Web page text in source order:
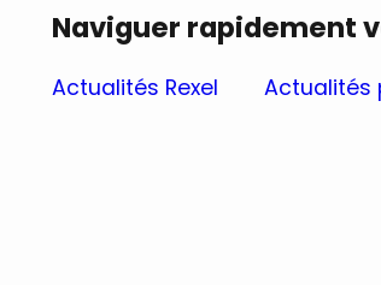
Naviguer rapidement
Actualités Rexel Actualités